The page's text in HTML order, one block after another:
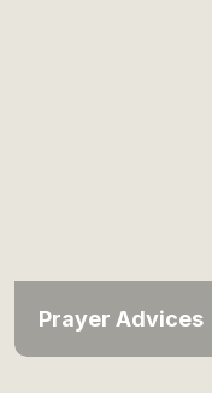
Prayer Advices